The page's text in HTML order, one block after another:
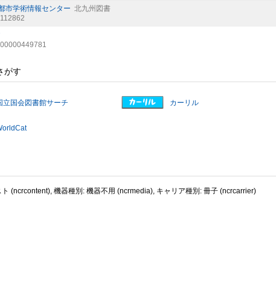
市学術情報センター 北九州図書
がす
立国会図書館サーチ カーリル
(ncrcontent), 機器種別: 機器不用 (ncrmedia), キャリア種別: 冊子 (ncrcarrier)